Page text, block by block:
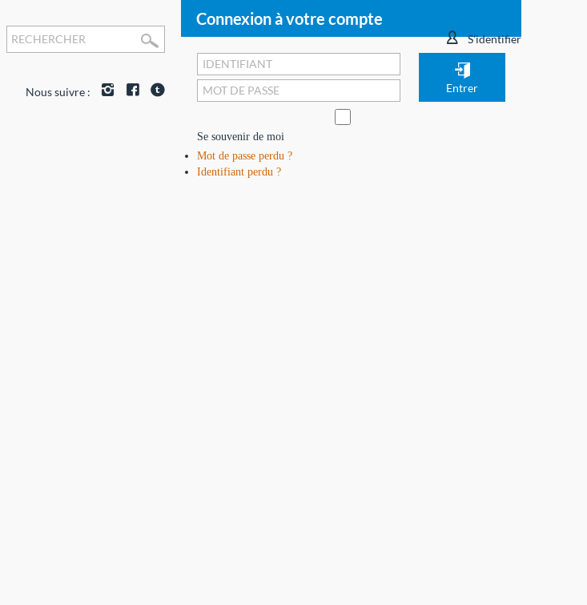
S'identifier
Connexion à votre compte
Se souvenir de moi
Mot de passe perdu ?
Identifiant perdu ?
Nous suivre :